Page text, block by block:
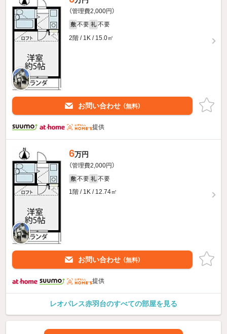
（管理費2,000円）
敷 不要 礼 不要
2階 / 1K / 15.0㎡
お問い合わせ （無料）
提供
6万円
（管理費2,000円）
敷 不要 礼 不要
1階 / 1K / 12.74㎡
お問い合わせ （無料）
提供
レオパレス赤羽台のすべての部屋を見る